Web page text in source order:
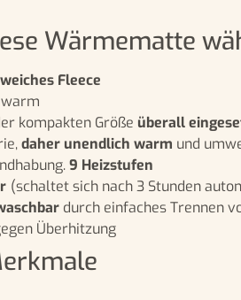
Wärmematte
weiches Fleece
kompakten Größe überall
daher unendlich warm und
9 Heizstufen
(schaltet sich nach 3 Stunden
durch einfaches Trennen
Überhitzung